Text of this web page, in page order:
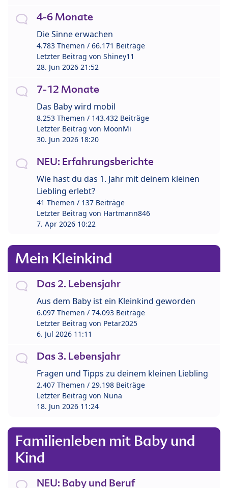
4-6 Monate
Die Sinne erwachen
4.783 Themen / 66.171 Beiträge
Letzter Beitrag von Shiney11
28. Jun 2026 21:52
7-12 Monate
Das Baby wird mobil
8.253 Themen / 143.432 Beiträge
Letzter Beitrag von MoonMi
30. Jun 2026 18:20
NEU: Erfahrungsberichte
Wie hast du das 1. Jahr mit deinem kleinen
Liebling erlebt?
41 Themen / 137 Beiträge
Letzter Beitrag von Hartmann846
7. Apr 2026 10:22
Mein Kleinkind
Das 2. Lebensjahr
Aus dem Baby ist ein Kleinkind geworden
6.097 Themen / 74.093 Beiträge
Letzter Beitrag von Petar2025
6. Jul 2026 11:11
Das 3. Lebensjahr
Fragen und Tipps zu deinem kleinen Liebling
2.407 Themen / 29.198 Beiträge
Letzter Beitrag von Nuna
18. Jun 2026 11:24
Familienleben mit Baby und
Kind
NEU: Baby und Beruf